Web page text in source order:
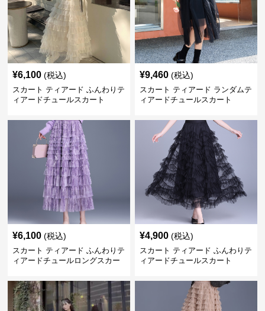
¥6,100 (税込)
スカート ティアード ふんわりテ
ィアードチュールスカート
¥9,460 (税込)
スカート ティアード ランダムテ
ィアードチュールスカート
¥6,100 (税込)
スカート ティアード ふんわりテ
ィアードチュールロングスカー
¥4,900 (税込)
スカート ティアード ふんわりテ
ィアードチュールスカート